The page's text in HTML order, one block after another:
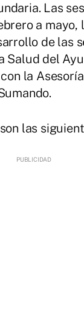
Las
a mayo,
de las
Salud del
la
las